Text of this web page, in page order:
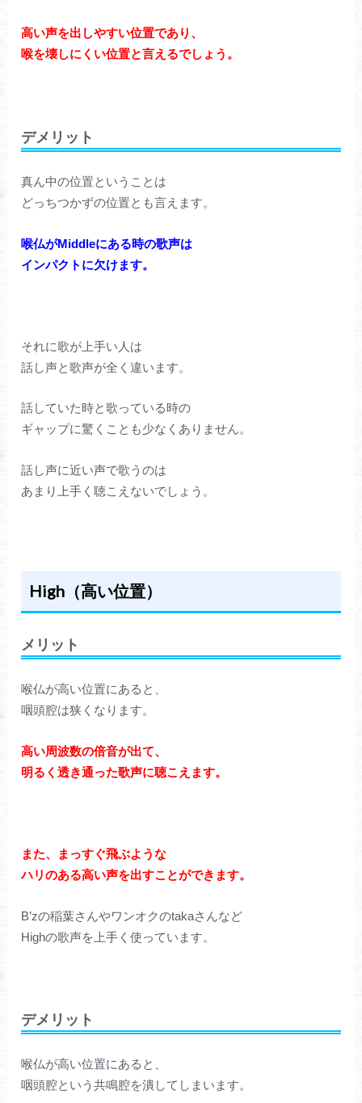
高い声を出しやすい位置であり、
喉を壊しにくい位置と言えるでしょう。
デメリット
真ん中の位置ということは
どっちつかずの位置とも言えます。
喉仏がMiddleにある時の歌声は
インパクトに欠けます。
それに歌が上手い人は
話し声と歌声が全く違います。
話していた時と歌っている時の
ギャップに驚くことも少なくありません。
話し声に近い声で歌うのは
あまり上手く聴こえないでしょう。
High（高い位置）
メリット
喉仏が高い位置にあると、
咽頭腔は狭くなります。
高い周波数の倍音が出て、
明るく透き通った歌声に聴こえます。
また、まっすぐ飛ぶような
ハリのある高い声を出すことができます。
B’zの稲葉さんやワンオクのtakaさんなど
Highの歌声を上手く使っています。
デメリット
喉仏が高い位置にあると、
咽頭腔という共鳴腔を潰してしまいます。